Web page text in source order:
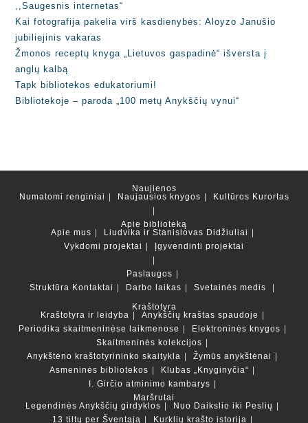
,,Saugesnis internetas“
Kai fotografija pakelia virš kasdienybės: Aloyzo Janušio
jubiliejinis vakaras
Žmonos receptų knyga „Lietuvos gaspadinė“ išversta į
anglų kalbą
Tapk bibliotekos edukatoriumi!
Bibliotekoje – paroda „100 metų Anykščių vynui“
Naujienos
Numatomi renginiai
Naujausios knygos Kultūros Kurortas
Apie biblioteką
Apie mus
Liudvika ir Stanislovas Didžiuliai
Vykdomi projektai
Įgyvendinti projektai
Paslaugos
Struktūra Kontaktai Darbo laikas
Svetainės medis
Kraštotyra
Kraštotyra ir leidyba
Anykščių kraštas spaudoje
Periodika skaitmeninėse laikmenose
Elektroninės knygos
Skaitmeninės kolekcijos
Anykštėno kraštotyrininko skaitykla
Žymūs anykštėnai
Asmeninės bibliotekos
Klubas „Knyginyčia“
I. Girčio atminimo kambarys
Maršrutai
Legendinės Anykščių girdyklos
Nuo Daikslio iki Peslių
13 tiltų per Šventąją
Kurklių krašto istorija